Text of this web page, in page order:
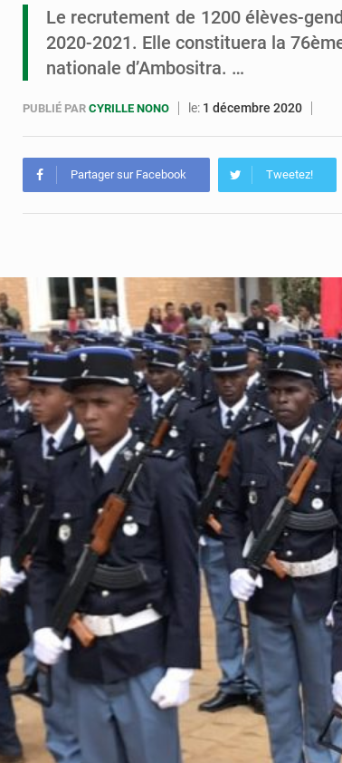
Le recrutement de 1200 élèves-
2020-2021. Elle constituera la
nationale d’Ambositra. …
PUBLIÉ PAR CYRILLE NONO le: 1 décembre 2020
Partager sur Facebook Tweetez!